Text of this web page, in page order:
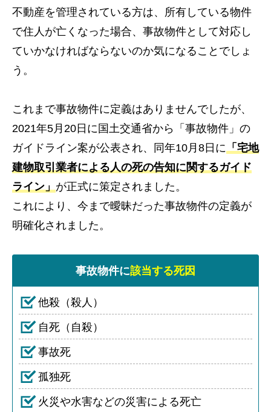
不動産を管理されている方は、所有している物件
で住人が亡くなった場合、事故物件として対応し
ていかなければならないのか気になることでしょ
う。
これまで事故物件に定義はありませんでしたが、
2021年5月20日に国土交通省から「事故物件」の
ガイドライン案が公表され、同年10月8日に「宅地
建物取引業者による人の死の告知に関するガイド
ライン」が正式に策定されました。
これにより、今まで曖昧だった事故物件の定義が
明確化されました。
事故物件に該当する死因
他殺（殺人）
自死（自殺）
事故死
孤独死
火災や水害などの災害による死亡